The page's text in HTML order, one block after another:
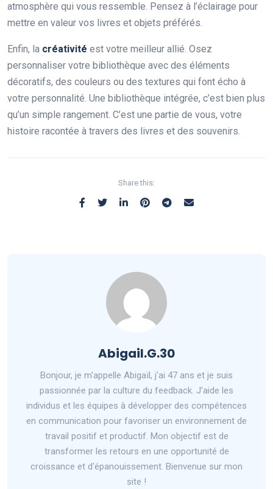
atmosphère qui vous ressemble. Pensez à l’éclairage pour
mettre en valeur vos livres et objets préférés.
Enfin, la créativité est votre meilleur allié. Osez
personnaliser votre bibliothèque avec des éléments
décoratifs, des couleurs ou des textures qui font écho à
votre personnalité. Une bibliothèque intégrée, c’est bien plus
qu’un simple rangement. C’est une partie de vous, votre
histoire racontée à travers des livres et des souvenirs.
Share this:
Abigail.G.30
Bonjour, je m'appelle Abigaïl, j'ai 47 ans et je suis
passionnée par la culture du feedback. J'aide les
individus et les équipes à développer des compétences
en communication pour favoriser un environnement de
travail positif et productif. Mon objectif est de
transformer les retours en une opportunité de
croissance et d'épanouissement. Bienvenue sur mon
site !